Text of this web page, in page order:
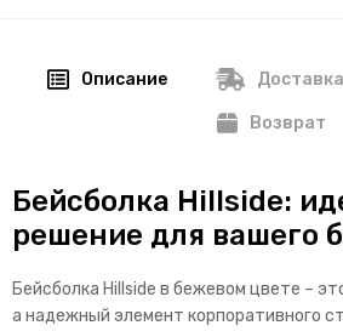
Описание Доставка
Возврат
Бейсболка Hillside:
решение для вашего
Бейсболка Hillside в бежевом цвете –
а надежный элемент корпоративного